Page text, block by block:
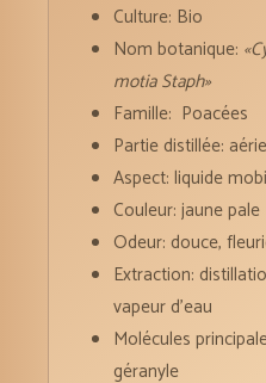
Culture: Bio
Nom botanique:
motia Staph»
Famille: Poacées
Partie distillée:
Aspect: liquide
Couleur: jaune pale
Odeur: douce,
Extraction:
vapeur d’eau
Molécules
géranyle